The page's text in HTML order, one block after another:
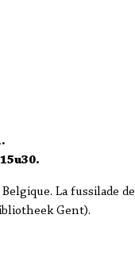
La fussilade de
Gent).